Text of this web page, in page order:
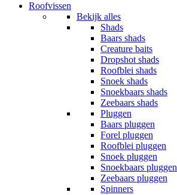
Roofvissen
Bekijk alles
Shads
Baars shads
Creature baits
Dropshot shads
Roofblei shads
Snoek shads
Snoekbaars shads
Zeebaars shads
Pluggen
Baars pluggen
Forel pluggen
Roofblei pluggen
Snoek pluggen
Snoekbaars pluggen
Zeebaars pluggen
Spinners